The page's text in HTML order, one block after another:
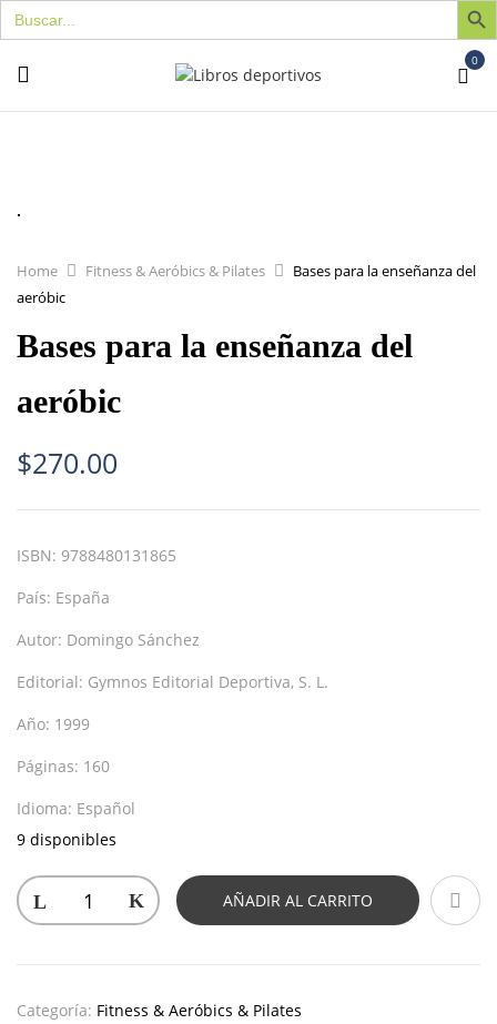
Buscar:
0
Home Fitness & Aeróbics & Pilates
Bases para la enseñanza del
aeróbic
Bases para la enseñanza del
aeróbic
$270.00
ISBN: 9788480131865
País: España
Autor: Domingo Sánchez
Editorial: Gymnos Editorial Deportiva, S. L.
Año: 1999
Páginas: 160
Idioma: Español
9 disponibles
AÑADIR AL CARRITO
Categoría: Fitness & Aeróbics & Pilates